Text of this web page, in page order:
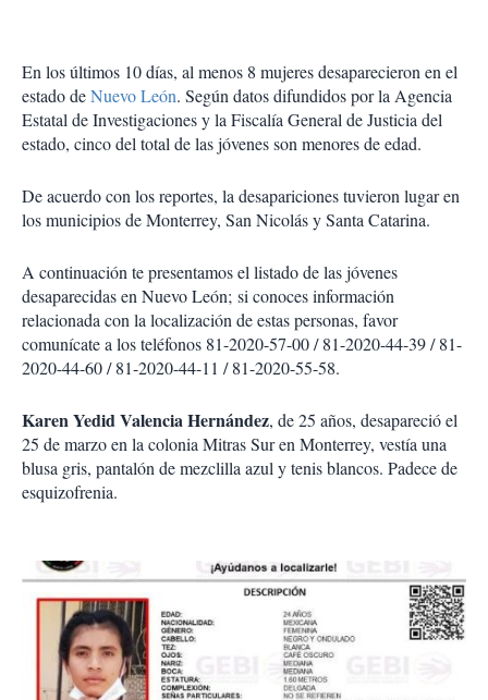
En los últimos 10 días, al menos 8 mujeres desaparecieron en el
estado deNuevo León. Según datos difundidos por la Agencia
Estatal de Investigaciones y la Fiscalía General de Justicia del
estado, cinco del total de las jóvenes son menores de edad.
De acuerdo con los reportes, la desapariciones tuvieron lugar en
los municipios de Monterrey, San Nicolás y Santa Catarina.
A continuación te presentamos el listado de las jóvenes
desaparecidas en Nuevo León; si conoces información
relacionada con la localización de estas personas, favor
comunícate a los teléfonos 81-2020-57-00 / 81-2020-44-39 / 81-
2020-44-60 / 81-2020-44-11 / 81-2020-55-58.
Karen Yedid Valencia Hernández, de 25 años, desapareció el
25 de marzo en la colonia Mitras Sur en Monterrey, vestía una
blusa gris, pantalón de mezclilla azul y tenis blancos. Padece de
esquizofrenia.